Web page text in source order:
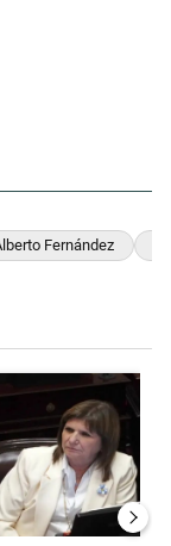
Fernández
dio media
de tendencia